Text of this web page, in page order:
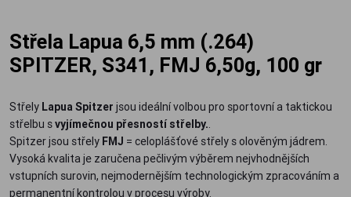
Střela Lapua 6,5 mm (.264)
SPITZER, S341, FMJ 6,50g, 100 gr
Střely Lapua Spitzer jsou ideální volbou pro sportovní a taktickou
střelbu svyjímečnou přesností střelby..
Spitzer jsou střely FMJ = celoplášťové střely s olověným jádrem.
Vysoká kvalita je zaručena pečlivým výběrem nejvhodnějších
vstupních surovin, nejmodernějším technologickým zpracováním a
permanentní kontrolou v procesu výroby.